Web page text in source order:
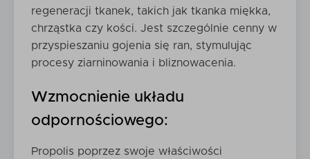
regeneracji tkanek, takich jak tkanka miękka,
chrząstka czy kości. Jest szczególnie cenny w
przyspieszaniu gojenia się ran, stymulując
procesy ziarninowania i bliznowacenia.
Wzmocnienie układu
odpornościowego:
Propolis poprzez swoje właściwości